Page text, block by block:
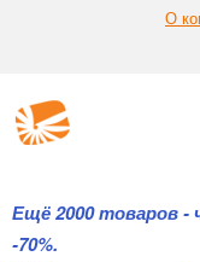
О
Ещё 2000 товаров -
-70%.